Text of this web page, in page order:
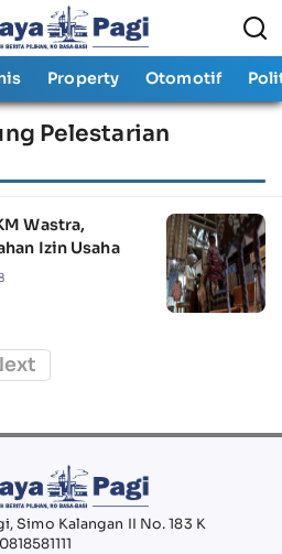
Property Otomotif
Pelestarian
Wastra,
Izin Usaha
Simo Kalangan II No. 183 K
0818581111